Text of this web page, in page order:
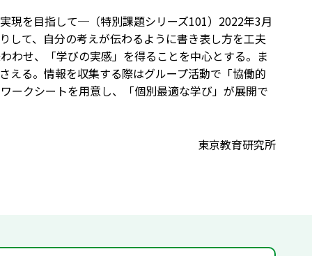
現を目指して─（特別課題シリーズ101）2022年3月
して、自分の考えが伝わるように書き表し方を工夫
わせ、「学びの実感」を得ることを中心とする。ま
える。情報を収集する際はグループ活動で「協働的
ークシートを用意し、「個別最適な学び」が展開で
東京教育研究所